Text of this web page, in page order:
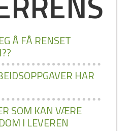
Å FÅ RENSET
HAR
SOM KAN VÆRE
I LEVEREN